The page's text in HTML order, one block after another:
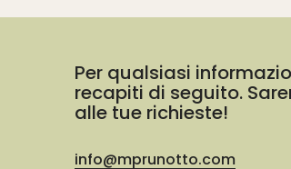
Per qualsiasi
recapiti di seguito.
alle tue richieste!
info@mprunotto.com